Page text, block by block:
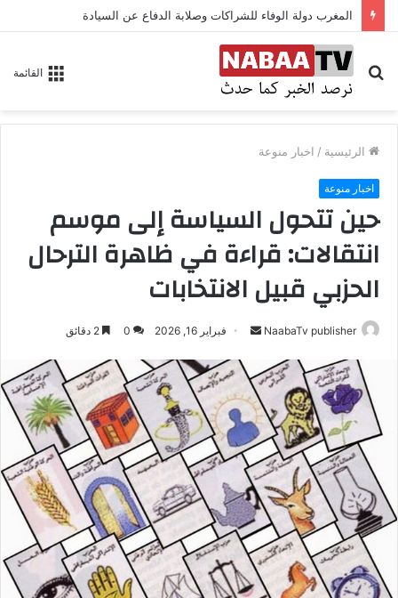
المغرب دولة الوفاء للشراكات وصلابة الدفاع عن السيادة
القائمة
بحث
عن
الرئيسية / اخبار منوعة
اخبار منوعة
حين تتحول السياسة إلى موسم
انتقالات: قراءة في ظاهرة الترحال
الحزبي قبيل الانتخابات
NaabaTv publisher
س
ل
ر
د
ا
إ
ك
ت
فبراير 16, 2026 0